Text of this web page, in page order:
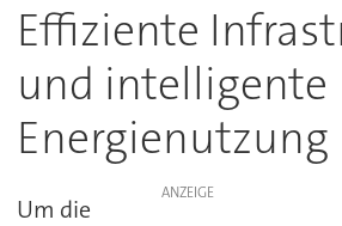
Effiziente
und intelligente
Energienutzung
ANZEIGE
Um die